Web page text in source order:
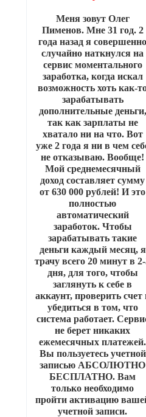
Меня зовут Олег
Пименов. Мне 31 год. 2
года назад я
случайно наткнулся на
сервис моментального
заработка, когда искал
возможность хоть как-
зарабатывать
дополнительные деньги,
так как зарплаты не
хватало ни на что. Вот
уже 2 года я ни в чем
не отказываю. Вообще!
Мой среднемесячный
доход составляет сумму
от 630 000 рублей! И это
полностью
автоматический
заработок. Чтобы
зарабатывать такие
деньги каждый месяц, я
трачу всего 20 минут в
дня, для того, чтобы
заглянуть к себе в
аккаунт, проверить счет
убедиться в том, что
система работает.
не берет никаких
ежемесячных платежей.
Вы пользуетесь учетной
записью АБСОЛЮТНО
БЕСПЛАТНО. Вам
только необходимо
пройти активацию
учетной записи.